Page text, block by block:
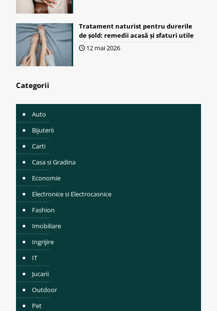
Tratament naturist pentru durerile
de șold: remedii acasă și sfaturi utile
12 mai 2026
Categorii
Auto
Bijuterii
Carti
Casa si Gradina
Economie
Electronice si Electrocasnice
Fashion
Imobiliare
Ingrijire
IT
Jucarii
Outdoor
Pet